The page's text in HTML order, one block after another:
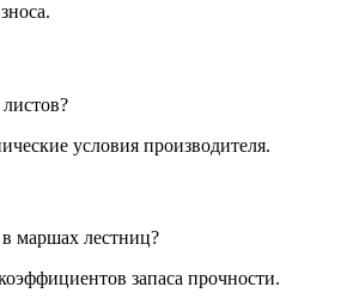
условия производителя.
маршах лестниц?
запаса прочности.